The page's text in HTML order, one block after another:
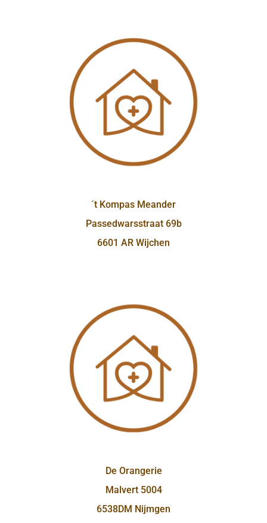
´t Kompas Meander
Passedwarsstraat 69b
6601 AR Wijchen
De Orangerie
Malvert 5004
6538DM Nijmgen